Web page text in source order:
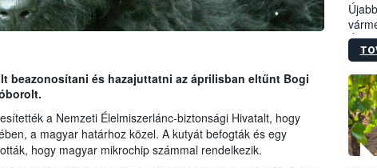
beazonosítani és hazajuttatni az áprilisban eltűnt Bogi
a Nemzeti Élelmiszerlánc-biztonsági Hivatalt, hogy
a magyar határhoz közel. A kutyát befogták és egy
hogy magyar mikrochip számmal rendelkezik.